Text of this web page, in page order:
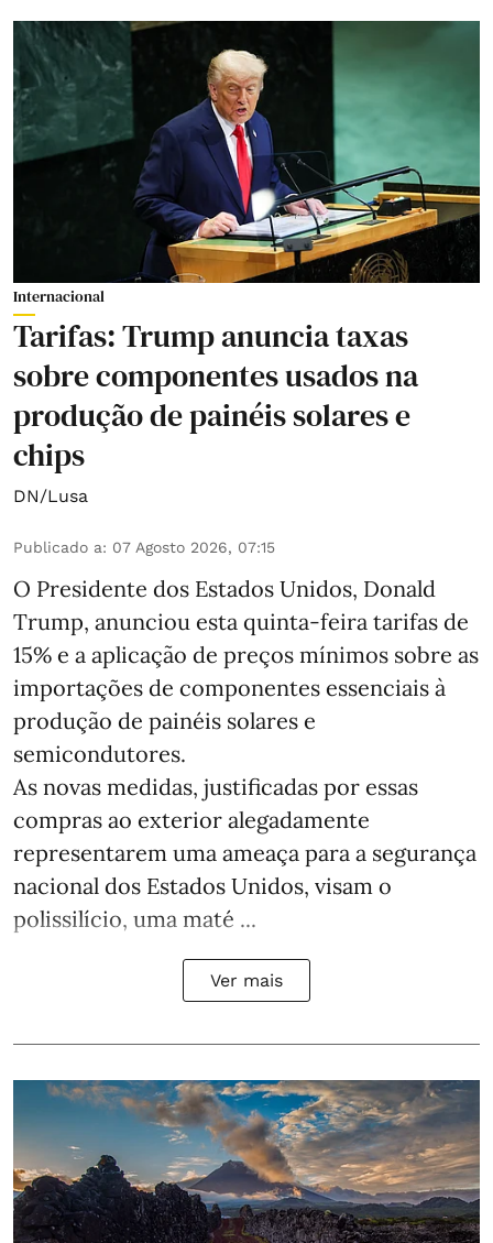
Internacional
Tarifas: Trump anuncia taxas
sobre componentes usados na
produção de painéis solares e
chips
DN/Lusa
Publicado a: 07 Agosto 2026, 07:15
O Presidente dos Estados Unidos, Donald
Trump, anunciou esta quinta-feira tarifas de
15% e a aplicação de preços mínimos sobre as
importações de componentes essenciais à
produção de painéis solares e
semicondutores.
As novas medidas, justificadas por essas
compras ao exterior alegadamente
representarem uma ameaça para a segurança
nacional dos Estados Unidos, visam o
polissilício, uma maté ...
Ver mais